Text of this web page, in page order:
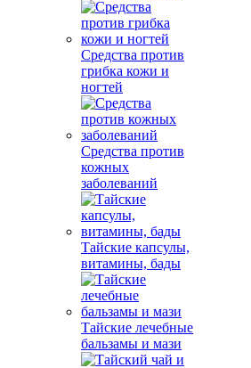
Средства против
грибка кожи и
ногтей
Средства против
кожных
заболеваний
Тайские капсулы,
витамины, бады
Тайские лечебные
бальзамы и мази